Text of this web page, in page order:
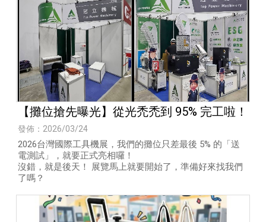
【攤位搶先曝光】從光禿禿到 95% 完工啦！
發佈：2026/03/24
2026台灣國際工具機展，我們的攤位只差最後 5% 的「送
電測試」，就要正式亮相囉！
​沒錯，就是後天！ 展覽馬上就要開始了，準備好來找我們
了嗎？